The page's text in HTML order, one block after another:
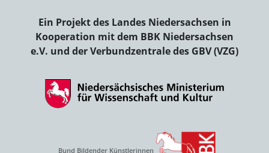
Ein Projekt des Landes Niedersachsen in
Kooperation mit dem BBK Niedersachsen
e.V. und der Verbundzentrale des GBV (VZG)
Bund Bildender Künstlerinnen